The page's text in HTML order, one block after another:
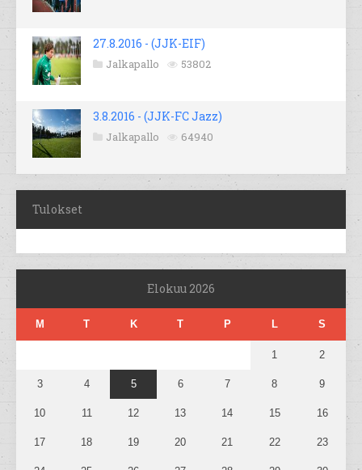
27.8.2016 - (JJK-EIF)
Jalkapallo 53802
3.8.2016 - (JJK-FC Jazz)
Jalkapallo 64940
Tulokset
Elokuu 2026
M T K T P L S
1 2
3 4 5 6 7 8 9
10 11 12 13 14 15 16
17 18 19 20 21 22 23